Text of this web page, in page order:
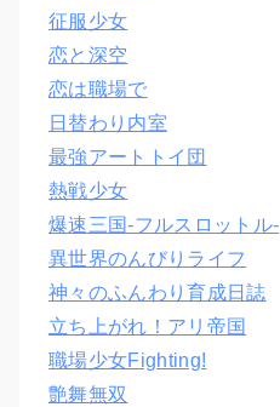
征服少女
恋と深空
恋は職場で
日替わり内室
最強アートトイ団
熱戦少女
爆速三国‐フルスロットル‐
異世界のんびりライフ
神々のふんわり育成日誌
立ち上がれ！アリ帝国
職場少女Fighting!
艶舞無双